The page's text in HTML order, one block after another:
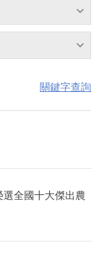
關鍵字查詢
選全國十大傑出農